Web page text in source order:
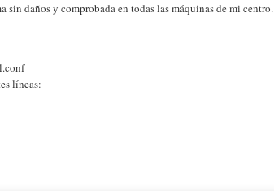
sin daños y comprobada en todas las máquinas de mi centro.
líneas: